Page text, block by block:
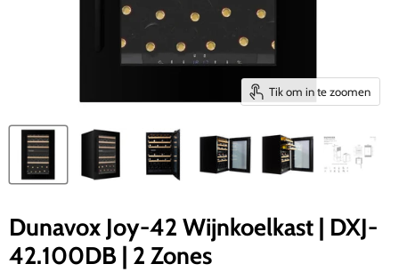
Tik om in te zoomen
Dunavox Joy-42 Wijnkoelkast | DXJ-
42.100DB | 2 Zones